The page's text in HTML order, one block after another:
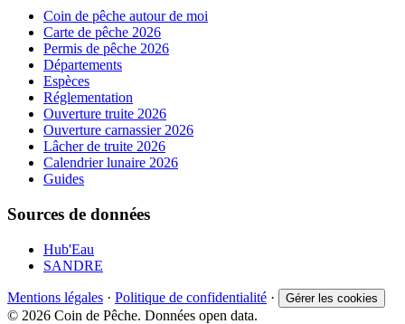
Coin de pêche autour de moi
Carte de pêche 2026
Permis de pêche 2026
Départements
Espèces
Réglementation
Ouverture truite 2026
Ouverture carnassier 2026
Lâcher de truite 2026
Calendrier lunaire 2026
Guides
Sources de données
Hub'Eau
SANDRE
Mentions légales · Politique de confidentialité · Gérer les cookies
© 2026 Coin de Pêche. Données open data.